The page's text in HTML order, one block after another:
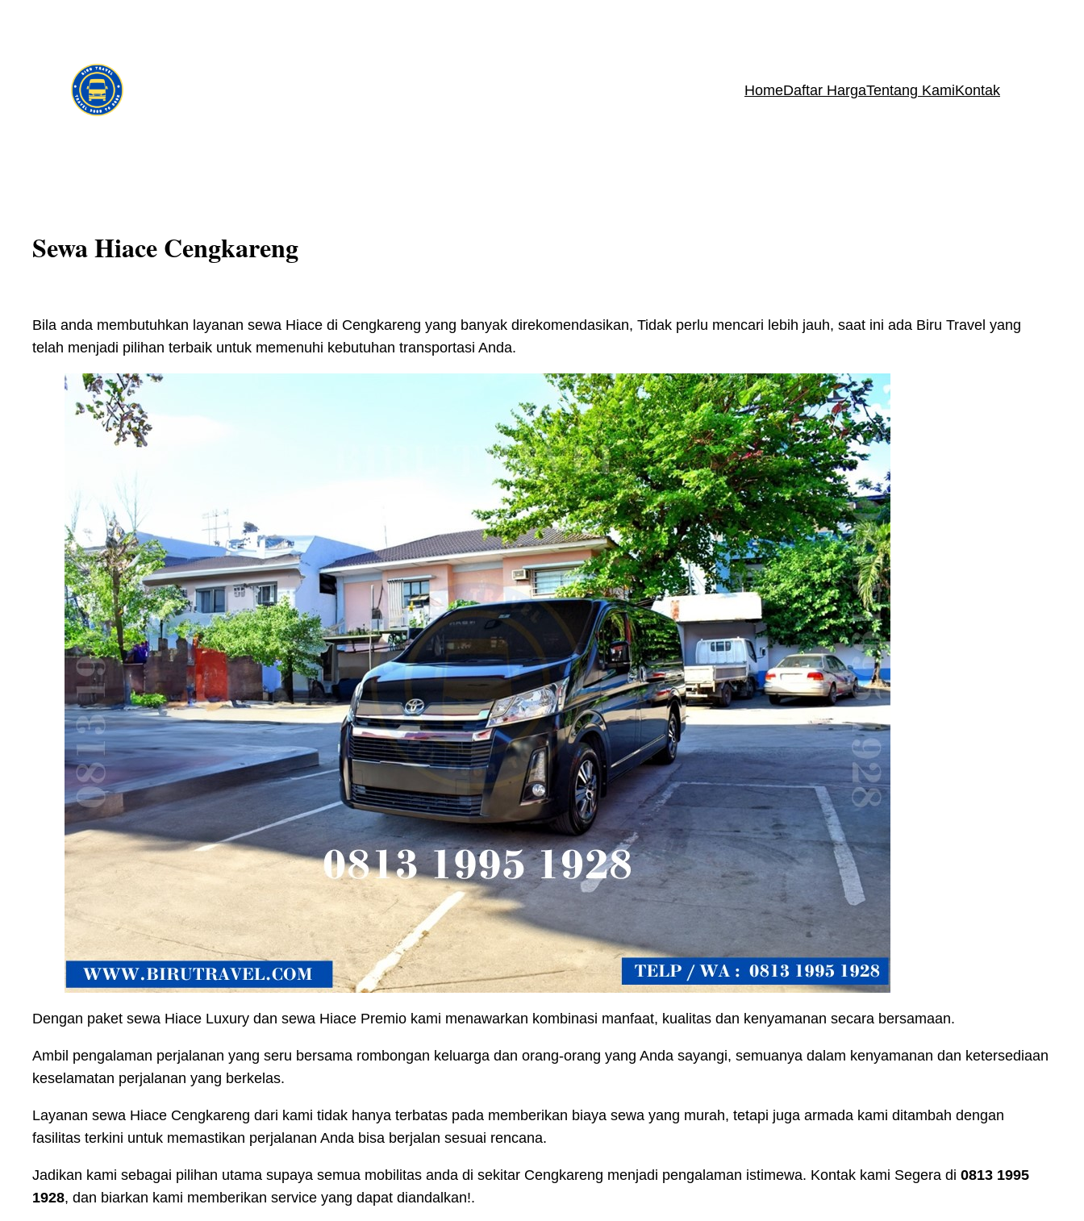
HomeDaftar HargaTentang KamiKontak
Sewa Hiace Cengkareng
Bila anda membutuhkan layanan sewa Hiace di Cengkareng yang banyak direkomendasikan, Tidak perlu mencari lebih jauh, saat ini ada Biru Travel yang
telah menjadi pilihan terbaik untuk memenuhi kebutuhan transportasi Anda.
Dengan paket sewa Hiace Luxury dan sewa Hiace Premio kami menawarkan kombinasi manfaat, kualitas dan kenyamanan secara bersamaan.
Ambil pengalaman perjalanan yang seru bersama rombongan keluarga dan orang-orang yang Anda sayangi, semuanya dalam kenyamanan dan ketersediaan
keselamatan perjalanan yang berkelas.
Layanan sewa Hiace Cengkareng dari kami tidak hanya terbatas pada memberikan biaya sewa yang murah, tetapi juga armada kami ditambah dengan
fasilitas terkini untuk memastikan perjalanan Anda bisa berjalan sesuai rencana.
Jadikan kami sebagai pilihan utama supaya semua mobilitas anda di sekitar Cengkareng menjadi pengalaman istimewa. Kontak kami Segera di 0813 1995
1928, dan biarkan kami memberikan service yang dapat diandalkan!.